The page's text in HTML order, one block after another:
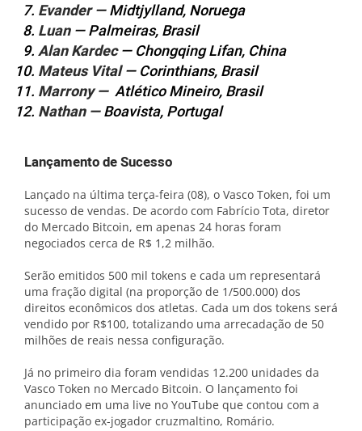
Evander— Midtjylland, Noruega
Luan— Palmeiras, Brasil
Alan Kardec— Chongqing Lifan, China
Mateus Vital— Corinthians, Brasil
Marrony — Atlético Mineiro, Brasil
Nathan —Boavista, Portugal
Lançamento de Sucesso
Lançado na última terça-feira (08), o Vasco Token, foi um
sucesso de vendas. De acordo com Fabrício Tota, diretor
do Mercado Bitcoin, em apenas 24 horas foram
negociados cerca de R$ 1,2 milhão.
Serão emitidos 500 mil tokens e cada um representará
uma fração digital (na proporção de 1/500.000) dos
direitos econômicos dos atletas. Cada um dos tokens será
vendido por R$100, totalizando uma arrecadação de 50
milhões de reais nessa configuração.
Já no primeiro dia foram vendidas 12.200 unidades da
Vasco Token no Mercado Bitcoin. O lançamento foi
anunciado em uma live no YouTube que contou com a
participação ex-jogador cruzmaltino, Romário.